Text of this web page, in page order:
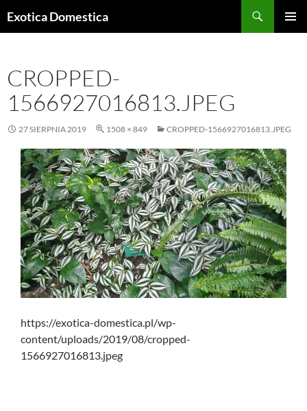
doExotica Domestica
CROPPED-
1566927016813.JPEG
27 SIERPNIA 2019 1508 × 849 CROPPED-1566927016813.JPEG
https://exotica-domestica.pl/wp-
content/uploads/2019/08/cropped-
1566927016813.jpeg